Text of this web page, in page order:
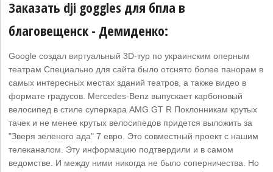
Заказать dji goggles для бпла в
благовещенск - Демиденко:
Google создал виртуальный 3D-тур по украинским оперным
театрам Специально для сайта было отснято более панорам в
самых интересных местах зданий театров, а также видео в
формате градусов. Mercedes-Benz выпускает карбоновый
велосипед в стиле суперкара AMG GT R Поклонникам крутых
тачек и не менее крутых велосипедов придется выложить за
"Зверя зеленого ада" 7 евро. Это совместный проект с нашим
телеканалом. Эту информацию подтвердили и в самом
ведомстве. И между ними никогда не было соперничества. Но